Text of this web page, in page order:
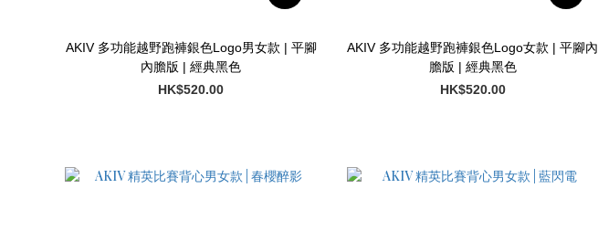
AKIV 多功能越野跑褲銀色Logo男女款 | 平腳
內膽版 | 經典黑色
HK$520.00
AKIV 多功能越野跑褲銀色Logo女款 | 平腳內
膽版 | 經典黑色
HK$520.00